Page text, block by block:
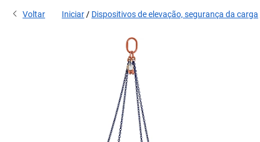
Voltar Iniciar Dispositivos de elevação, segurança da carga